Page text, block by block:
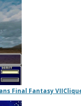
Final Fantasy VII